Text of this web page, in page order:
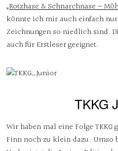
„Rotzhase & Schnarchnase –
könnte ich mir auch einfach
Zeichnungen so niedlich sind.
auch für Erstleser geeignet.
TKKG
Wir haben mal eine Folge
Finn noch zu klein dazu. Umso